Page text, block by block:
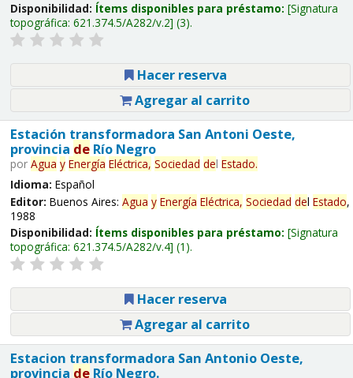
Disponibilidad: Ítems disponibles para préstamo: Signatura
topográfica: 621.374.5/A282/v.2 (3).
Hacer reserva
Agregar al carrito
Estación transformadora San Antoni Oeste,
provincia deRío Negro
por Agua y Energía Eléctrica, Sociedad del Estado.
Idioma: Español
Editor: Buenos Aires: Agua y Energía Eléctrica, Sociedad del Estado,
1988
Disponibilidad: Ítems disponibles para préstamo: Signatura
topográfica: 621.374.5/A282/v.4 (1).
Hacer reserva
Agregar al carrito
Estacion transformadora San Antonio Oeste,
provincia deRío Negro.